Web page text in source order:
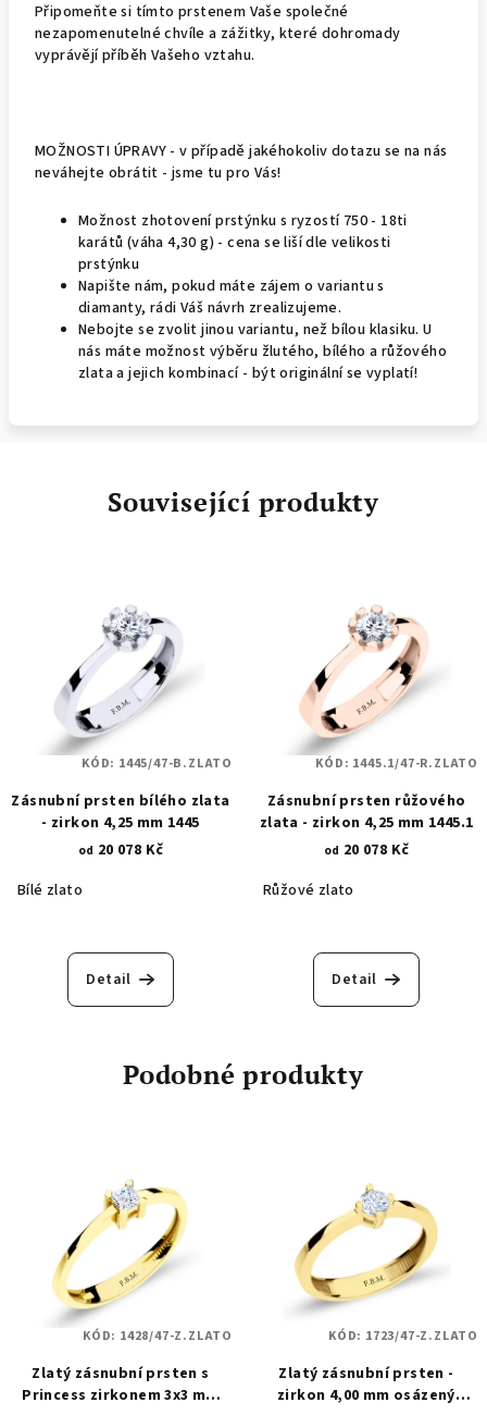
Připomeňte si tímto prstenem Vaše společné
nezapomenutelné chvíle a zážitky, které dohromady
vyprávějí příběh Vašeho vztahu.
MOŽNOSTI ÚPRAVY - v případě jakéhokoliv dotazu se na nás
neváhejte obrátit - jsme tu pro Vás!
Možnost zhotovení prstýnku s ryzostí 750 - 18ti
karátů (váha 4,30 g) - cena se liší dle velikosti
prstýnku
Napište nám, pokud máte zájem o variantu s
diamanty, rádi Váš návrh zrealizujeme.
Nebojte se zvolit jinou variantu, než bílou klasiku. U
nás máte možnost výběru žlutého, bílého a růžového
zlata a jejich kombinací - být originální se vyplatí!
Související produkty
Zásnubní prsten bílého zlata
- zirkon 4,25 mm 1445
od 20 078 Kč
Bílé zlato
Detail
KÓD: 1445/47-B.ZLATO
Zásnubní prsten růžového
zlata - zirkon 4,25 mm 1445.1
od 20 078 Kč
Růžové zlato
Detail
KÓD: 1445.1/47-R.ZLATO
Podobné produkty
Zlatý zásnubní prsten s
Princess zirkonem 3x3 mm
KÓD: 1428/47-Z.ZLATO
Zlatý zásnubní prsten -
zirkon 4,00 mm osázený
KÓD: 1723/47-Z.ZLATO